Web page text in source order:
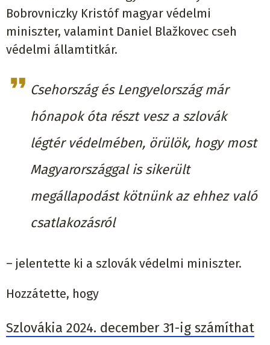
Bobrovniczky Kristóf magyar védelmi
miniszter, valamint Daniel Blažkovec cseh
védelmi államtitkár.
Csehország és Lengyelország már
hónapok óta részt vesz a szlovák
légtér védelmében, örülök, hogy most
Magyarországgal is sikerült
megállapodást kötnünk az ehhez való
csatlakozásról
– jelentette ki a szlovák védelmi miniszter.
Hozzátette, hogy
Szlovákia 2024. december 31-ig számíthat